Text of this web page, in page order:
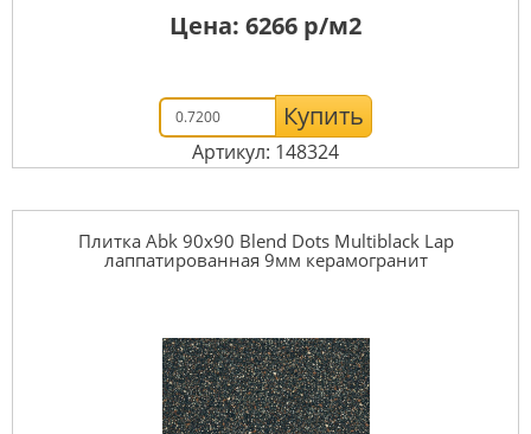
Цена: 6266 р/м2
Купить
Артикул: 148324
Плитка Abk 90x90 Blend Dots Multiblack Lap
лаппатированная 9мм керамогранит